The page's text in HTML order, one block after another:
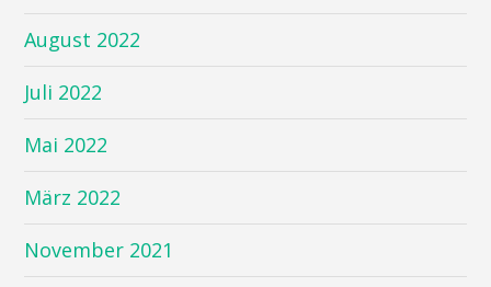
August 2022
Juli 2022
Mai 2022
März 2022
November 2021